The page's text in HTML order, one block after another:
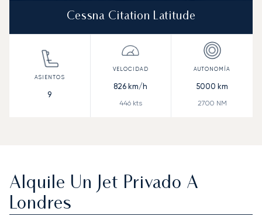
Cessna Citation Latitude
9
826 km/h
446kts
5000 km
2700 NM
Alquile Un Jet Privado A
Londres